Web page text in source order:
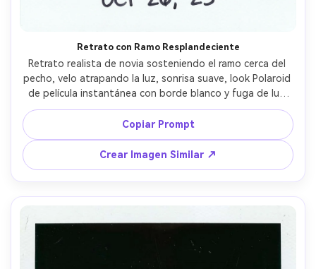
Retrato con Ramo Resplandeciente
Retrato realista de novia sosteniendo el ramo cerca del
pecho, velo atrapando la luz, sonrisa suave, look Polaroid
de película instantánea con borde blanco y fuga de luz
tenue, flash en cámara con sombras suaves, grano sutil y
tonos pastel apagados, tomada con lente de 50mm,
medio cuerpo, ambiente romántico y atemporal, fecha
manuscrita en la parte inferior --ar 4:5
Copiar Prompt
Crear Imagen Similar ↗